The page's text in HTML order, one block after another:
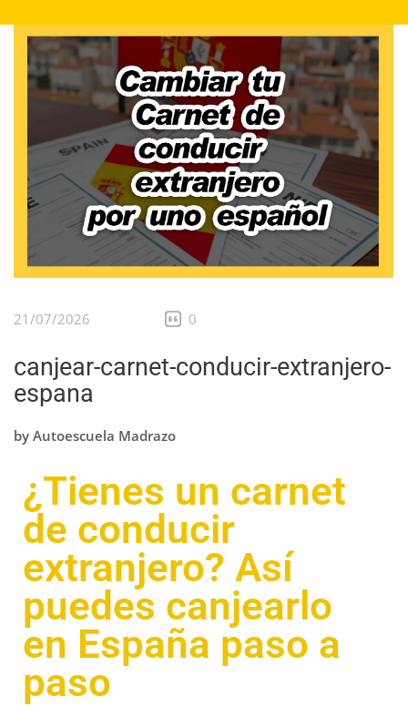
21/07/2026 0
canjear-carnet-conducir-extranjero-
espana
by Autoescuela Madrazo
¿Tienes un carnet
de conducir
extranjero? Así
puedes canjearlo
en España paso a
paso